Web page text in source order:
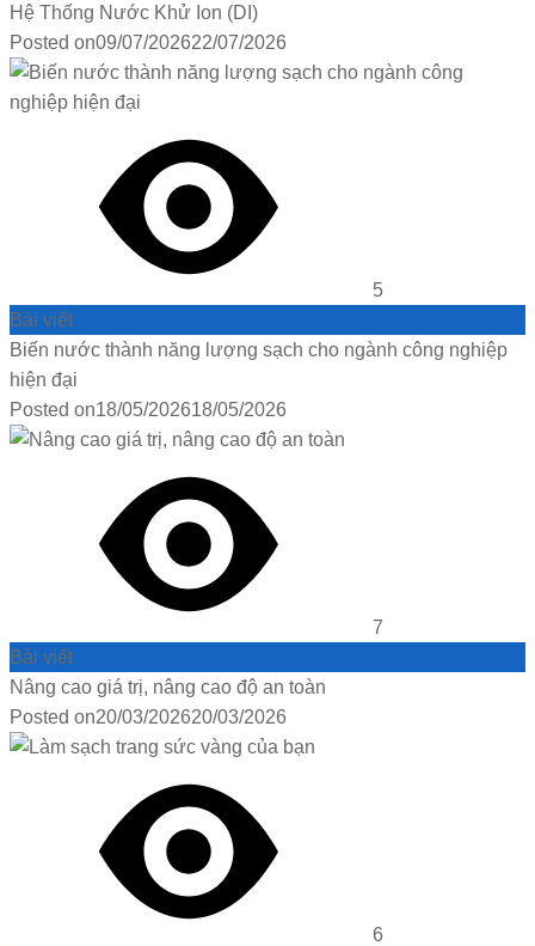
Hệ Thống Nước Khử Ion (DI)
Posted on09/07/202622/07/2026
5
Bài viết
Biến nước thành năng lượng sạch cho ngành công nghiệp
hiện đại
Posted on18/05/202618/05/2026
7
Bài viết
Nâng cao giá trị, nâng cao độ an toàn
Posted on20/03/202620/03/2026
6